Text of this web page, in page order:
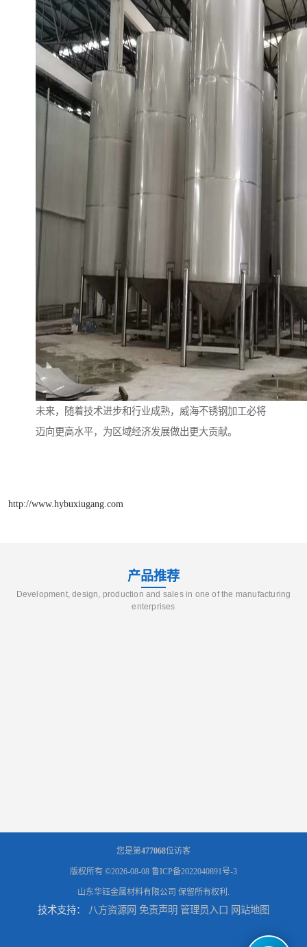
未来，随着技术进步和行业成熟，威海不锈钢加工必将
迈向更高水平，为区域经济发展做出更大贡献。
http://www.hybuxiugang.com
产品推荐
Development, design, production and sales in one of the manufacturing
enterprises
您是第477068位访客
版权所有 ©2026-08-08 鲁ICP备2022040891号-3
山东华钰金属材料有限公司 保留所有权利.
技术支持： 八方资源网 免责声明 管理员入口 网站地图